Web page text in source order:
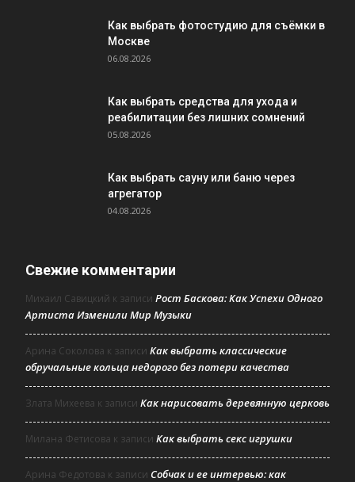
Как выбрать фотостудию для съёмки в
Москве
06.08.2026
Как выбрать средства для ухода и
реабилитации без лишних сомнений
05.08.2026
Как выбрать сауну или баню через
агрегатор
04.08.2026
Свежие комментарии
Михаил Савицкий к записи Рост Баскова: Как Успехи Одного
Артиста Изменили Мир Музыки
Арина Соколова к записи Как выбрать классические
обручальные кольца недорого без потери качества
Злата Михеева к записи Как нарисовать деревянную церковь
Милана Фетисова к записи Как выбрать секс игрушки
Арина Федотова к записи Собчак и ее интервью: как